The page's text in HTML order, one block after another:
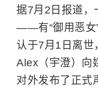
据7月2日报道，
——有“御用恶女
认于7月1日离世
Alex（宇澄）向
对外发布了正式